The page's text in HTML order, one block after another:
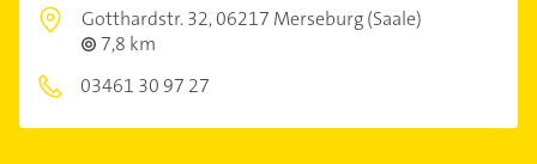
Gotthardstr. 32,06217 Merseburg (Saale)
7,8 km
03461 30 97 27